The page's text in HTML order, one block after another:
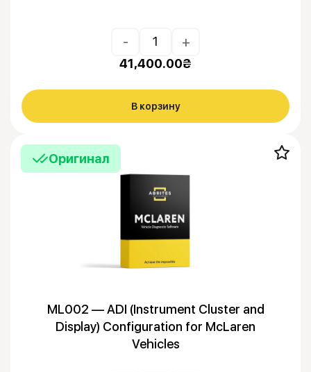
- +
41,400.00₴
В корзину
ML002 — ADI (Instrument Cluster and
Display) Configuration for McLaren
Vehicles
Оригинал